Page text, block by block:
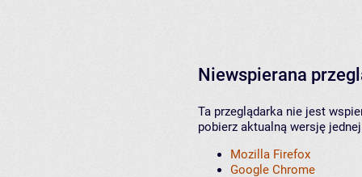
Niewspierana
Ta przeglądarka nie jest
pobierz aktualną wersję
Mozilla Firefox
Google Chrome